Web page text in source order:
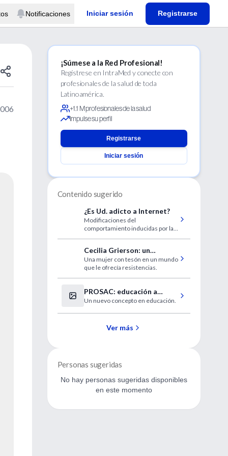
Notificaciones Iniciar sesión Registrarse
¡Súmese a la Red Profesional!
Regístrese en IntraMed y conecte con
profesionales de la salud de toda
Latinoamérica.
+1.1 M profesionales de la salud
Impulse su perfil
Registrarse
Iniciar sesión
Contenido sugerido
¿Es Ud. adicto a Internet?
Modificaciones del
comportamiento inducidas por las
Cecilia Grierson: un
ejemplo de voluntad y
servicio
Una mujer con tesón en un mundo
que le ofrecía resistencias.
PROSAC: educación a
distancia de la SAC
Un nuevo concepto en educación.
Ver más
Personas sugeridas
No hay personas sugeridas disponibles
en este momento